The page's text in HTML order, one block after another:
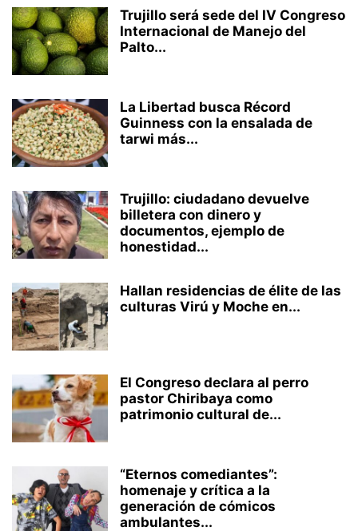
Trujillo será sede del IV Congreso
Internacional de Manejo del
Palto...
La Libertad busca Récord
Guinness con la ensalada de
tarwi más...
Trujillo: ciudadano devuelve
billetera con dinero y
documentos, ejemplo de
honestidad...
Hallan residencias de élite de las
culturas Virú y Moche en...
El Congreso declara al perro
pastor Chiribaya como
patrimonio cultural de...
“Eternos comediantes”:
homenaje y crítica a la
generación de cómicos
ambulantes...